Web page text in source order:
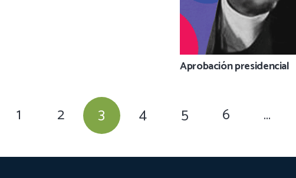
Aprobación presidencial
1 2 3 4 5 6 …